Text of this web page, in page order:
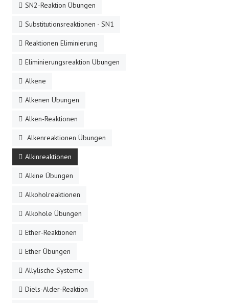
SN2-Reaktion Übungen
Substitutionsreaktionen - SN1
Reaktionen Eliminierung
Eliminierungsreaktion Übungen
Alkene
Alkenen Übungen
Alken-Reaktionen
Alkenreaktionen Übungen
Alkinreaktionen
Alkine Übungen
Alkoholreaktionen
Alkohole Übungen
Ether-Reaktionen
Ether Übungen
Allylische Systeme
Diels-Alder-Reaktion